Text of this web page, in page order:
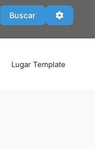
BuscarBuscar
Lugar Template